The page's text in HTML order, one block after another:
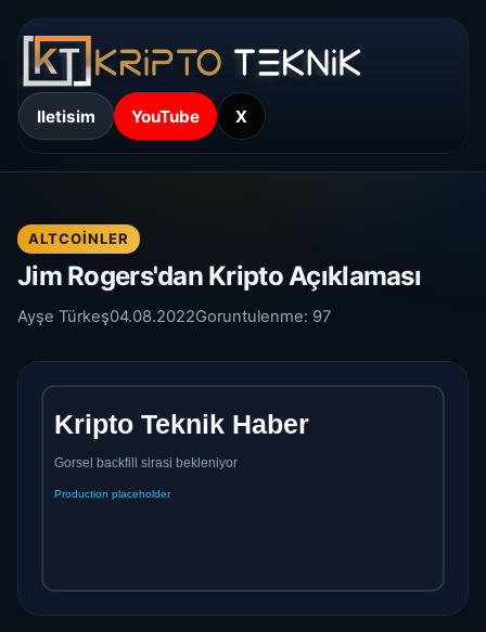
Iletisim YouTube X
ALTCOINLER
Jim Rogers'dan Kripto Açıklaması
Ayşe Türkeş04.08.2022Goruntulenme: 97